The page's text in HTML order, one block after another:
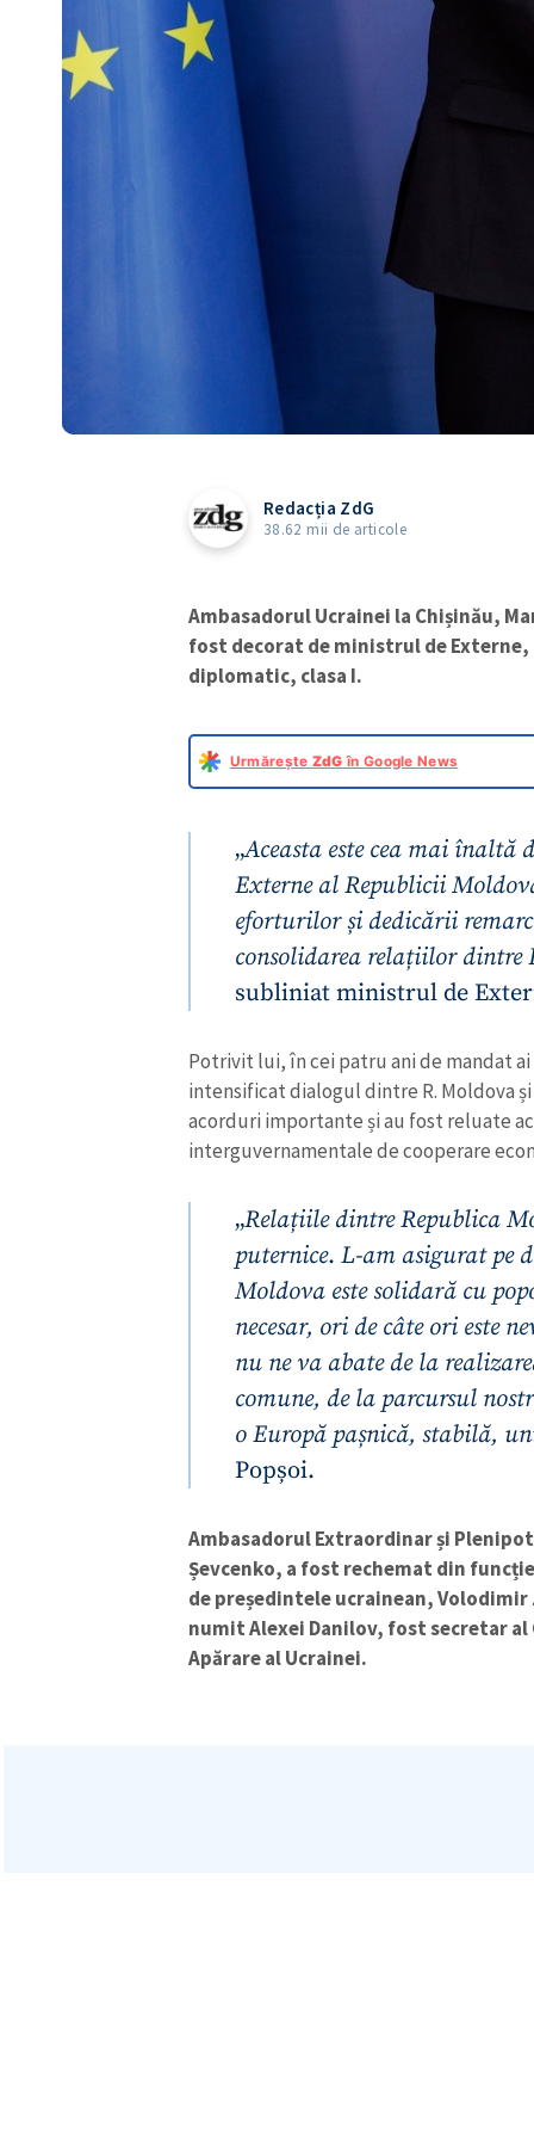
Redacția ZdG
38.62 mii de articole
Ambasadorul Ucrainei la Chișinău,
fost decorat de ministrul de
diplomatic, clasa I.
Urmărește ZdG în Google News
„Aceasta este cea mai
Externe al Republicii
eforturilor și dedicării
consolidarea relațiilor dintre
subliniat ministrul de
Potrivit lui, în cei patru ani de mandat
intensificat dialogul dintre R. Moldova
acorduri importante și au fost reluate
interguvernamentale de cooperare
„Relațiile dintre Republica
puternice.L-am asigurat pe
Moldova este solidară cu
necesar, ori de câte ori este
nu ne va abate de la
comune, de la parcursul
o Europă pașnică, stabilă,
Popșoi.
Ambasadorul Extraordinar și
Șevcenko, a fost rechemat din
de președintele ucrainean,
numit Alexei Danilov, fost secretar
Apărare al Ucrainei.
ȘTIREA MEA
Fotografie
Mesajul știrei